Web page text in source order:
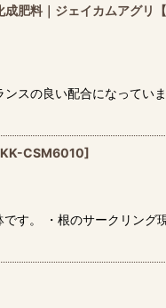
料｜ジェイカムアグリ【
スの良い配合になってい
CSM6010]
す。 ・根のサークリング